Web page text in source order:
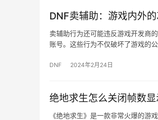
DNF卖辅助：游戏内外
卖辅助行为还可能违反游戏开发商
账号。这些行为不仅破坏了游戏的公
DNF 2024年2月24日
绝地求生怎么关闭帧数
《绝地求生》是一款非常火爆的游